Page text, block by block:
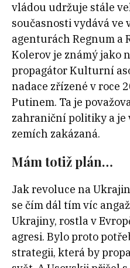
vládou udržuje stále
současnosti vydává
agenturách Regnum a
Kolerov je známý jako
propagátor Kulturní
nadace zřízené v roce
Putinem. Ta je
zahraniční politiky a je
zemích zakázaná.
Mám totiž plán…
Jak revoluce na
se čím dál tím víc
Ukrajiny, rostla v
agresi. Bylo proto
strategii, která by